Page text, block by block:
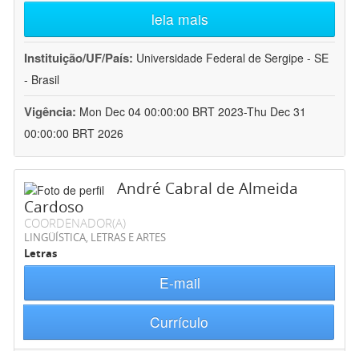
leia mais
Instituição/UF/País: Universidade Federal de Sergipe - SE
- Brasil
Vigência: Mon Dec 04 00:00:00 BRT 2023-Thu Dec 31
00:00:00 BRT 2026
André Cabral de Almeida
Cardoso
COORDENADOR(A)
LINGÜÍSTICA, LETRAS E ARTES
Letras
E-mail
Currículo